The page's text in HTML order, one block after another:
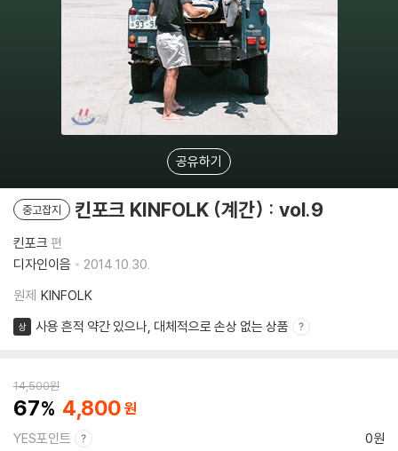
공유하기
중고잡지 킨포크 KINFOLK (계간) : vol.9
킨포크 편
디자인이음
2014.10.30.
원제 KINFOLK
상 사용 흔적 약간 있으나, 대체적으로 손상 없는 상품
14,500원
67 4,800
YES포인트 0원